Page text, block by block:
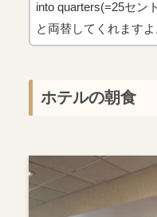
into quarters(=25セン
と両替してくれますよ
ホテルの朝食